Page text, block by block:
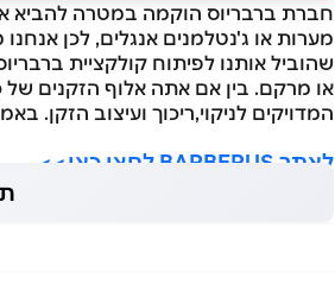
חברת ברבריוס הוקמה במטרה להביא
מערות או ג'נטלמנים אנגלים, לכן
שהוביל אותנו לפיתוח קולקציית
או מרקם. בין אם אתה אלוף הזקנים של
המדויקים לניקוי,ריכוך ועיצוב הזקן.
לאתר BARBERUS לחצו כאן>>